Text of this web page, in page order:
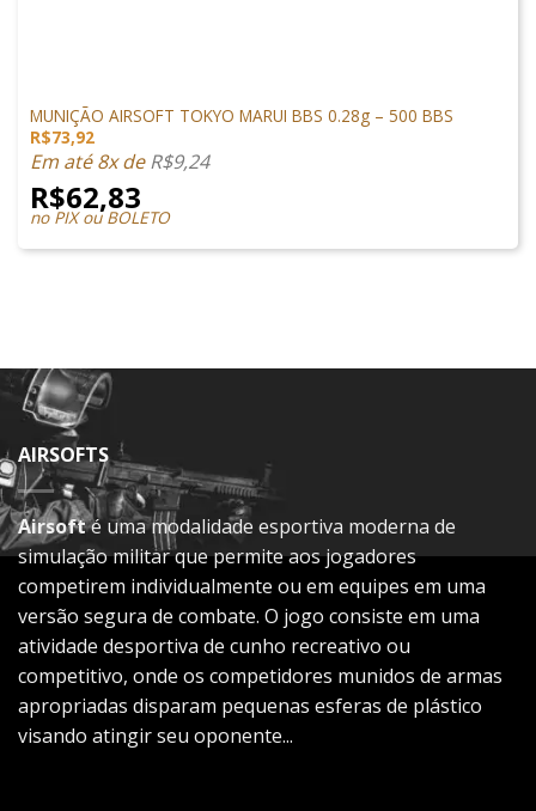
MUNIÇÃO AIRSOFT TOKYO MARUI BBS 0.28g – 500 BBS
R$73,92
Em até 8x deR$9,24
R$62,83
no PIX ou BOLETO
AIRSOFTS
Airsofté uma modalidade esportiva moderna de
simulação militar que permite aos jogadores
competirem individualmente ou em equipes em uma
versão segura de combate. O jogo consiste em uma
atividade desportiva de cunho recreativo ou
competitivo, onde os competidores munidos de armas
apropriadas disparam pequenas esferas de plástico
visando atingir seu oponente...